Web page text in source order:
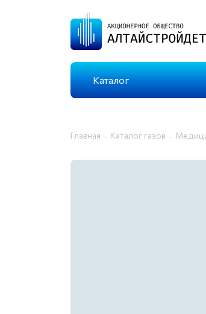
Каталог
ТЕХНИЧЕСКИЕ ГАЗЫ
Главная Каталог газов